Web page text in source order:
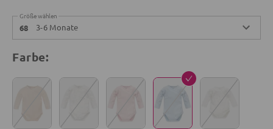
Größe wählen
68 3-6 Monate
Farbe: